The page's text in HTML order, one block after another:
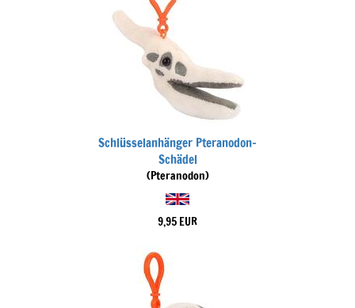
Schlüsselanhänger Pteranodon-
Schädel
(Pteranodon)
9,95 EUR